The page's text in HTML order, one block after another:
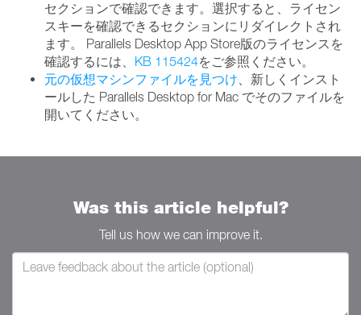
セクションで確認できます。選択すると、ライセン
スキーを確認できるセクションにリダイレクトされ
ます。 Parallels Desktop App Store版のライセンスを
確認するには、 KB 115424をご参照ください。
元の仮想マシンファイルを見つけ 、新しくインスト
ールした Parallels Desktop for Mac でそのファイルを
開いてください。
Was this article helpful?
Tell us how we can improve it.